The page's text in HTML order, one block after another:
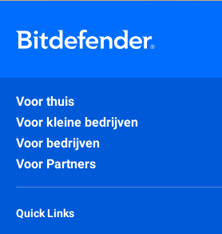
Voor thuis
Voor kleine bedrijven
Voor bedrijven
Voor Partners
Quick Links